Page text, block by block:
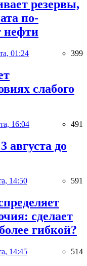
резервы,
по-
нефти
01:24 399
слабого
16:04 491
августа до
14:50 591
сделает
гибкой?
14:45 514